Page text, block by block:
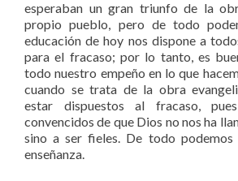
esperaban un gran triunfo de la
propio pueblo, pero de todo
educación de hoy nos dispone a
para el fracaso; por lo tanto, es
todo nuestro empeño en lo que
cuando se trata de la obra
estar dispuestos al fracaso,
convencidos de que Dios no nos ha
sino a ser fieles. De todo podemos
enseñanza.